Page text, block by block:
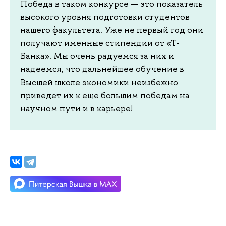
Победа в таком конкурсе — это показатель
высокого уровня подготовки студентов
нашего факультета. Уже не первый год они
получают именные стипендии от «Т-
Банка». Мы очень радуемся за них и
надеемся, что дальнейшее обучение в
Высшей школе экономики неизбежно
приведет их к еще большим победам на
научном пути и в карьере!